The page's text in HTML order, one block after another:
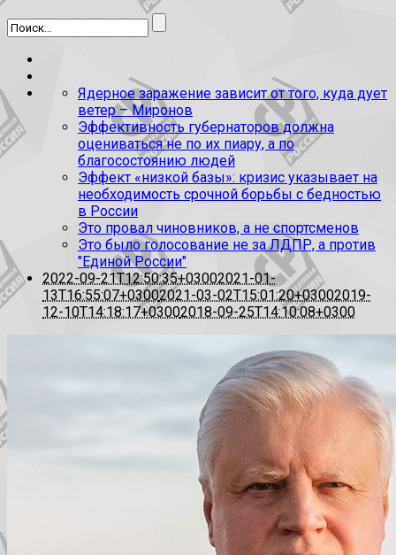
Ядерное заражение зависит от того, куда дует
ветер – Миронов
Эффективность губернаторов должна
оцениваться не по их пиару, а по
благосостоянию людей
Эффект «низкой базы»: кризис указывает на
необходимость срочной борьбы с бедностью
в России
Это провал чиновников, а не спортсменов
Это было голосование не за ЛДПР, а против
"Единой России"
2022-09-21T12:50:35+03002021-01-
13T16:55:07+03002021-03-02T15:01:20+03002019-
12-10T14:18:17+03002018-09-25T14:10:08+0300